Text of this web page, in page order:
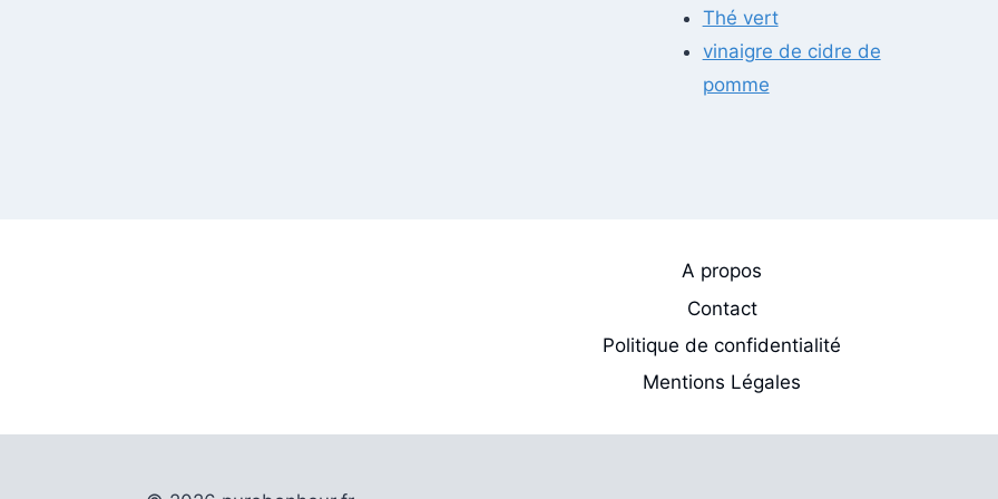
Thé vert
vinaigre de cidre de
pomme
A propos
Contact
Politique de confidentialité
Mentions Légales